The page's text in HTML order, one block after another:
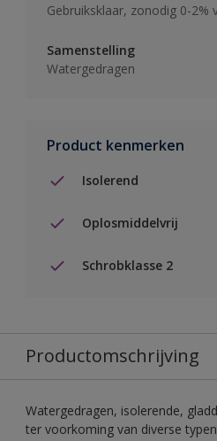
Gebruiksklaar, zonodig 0-
Samenstelling
Watergedragen
Product kenmerken
Isolerend
Oplosmiddelvrij
Schrobklasse 2
Productomschrijving
Watergedragen, isolerende,
ter voorkoming van diverse